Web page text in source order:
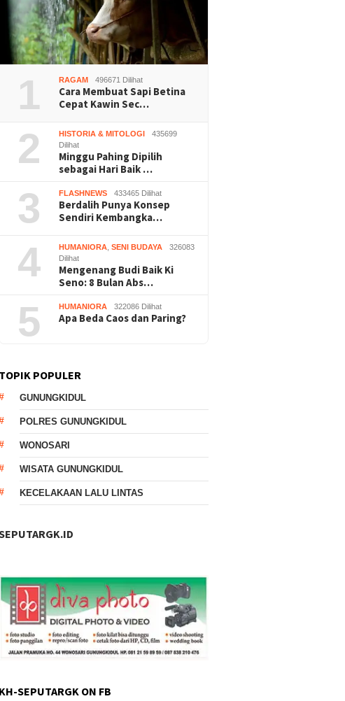
Kerja Buruh Bangunan Sepi,
Roni Banting Stir Tanam
Sekali Panen
Praperadilan Raudi Akmal
Dikabulkan, Status
1 RAGAM 496671 Dilihat
Cara Membuat Sapi Betina
Cepat Kawin Sec…
2 HISTORIA & MITOLOGI
435699
Dilihat
Minggu Pahing Dipilih
sebagai Hari Baik …
3 FLASHNEWS 433465 Dilihat
Berdalih Punya Konsep
Sendiri Kembangka…
4 HUMANIORA ,SENI BUDAYA
326083
Dilihat
Mengenang Budi Baik Ki
Seno: 8 Bulan Abs…
5 HUMANIORA 322086 Dilihat
Apa Beda Caos dan Paring?
TOPIK POPULER
GUNUNGKIDUL
POLRES GUNUNGKIDUL
WONOSARI
WISATA GUNUNGKIDUL
KECELAKAAN LALU LINTAS
KH-SEPUTARGK ON FB